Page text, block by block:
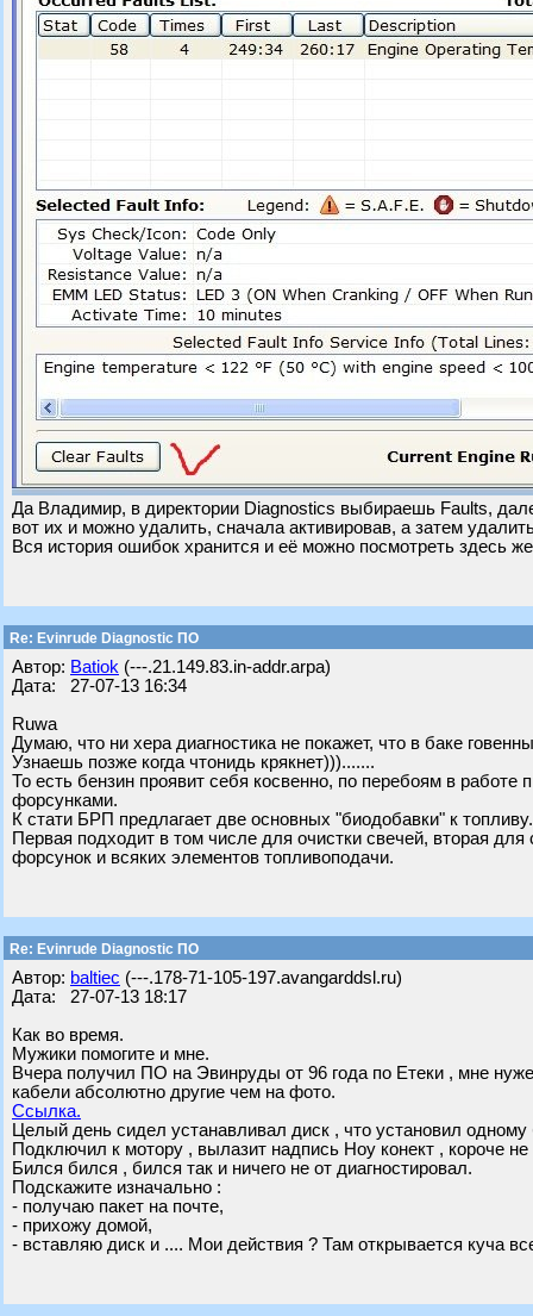
Да Владимир, в директории Diagnostics выбираешь Faults,
вот их и можно удалить, сначала активировав, а затем
Вся история ошибок хранится и её можно посмотреть здесь
Re: Evinrude Diagnostic ПО
Автор: Batiok (---.21.149.83.in-addr.arpa)
Дата: 27-07-13 16:34
Ruwa
Думаю, что ни хера диагностика не покажет, что в баке
Узнаешь позже когда чтонидь крякнет))).......
То есть бензин проявит себя косвенно, по перебоям в
форсунками.
К стати БРП предлагает две основных "биодобавки" к
Первая подходит в том числе для очистки свечей, вторая
форсунок и всяких элементов топливоподачи.
Re: Evinrude Diagnostic ПО
Автор: baltiec (---.178-71-105-197.avangarddsl.ru)
Дата: 27-07-13 18:17
Как во время.
Мужики помогите и мне.
Вчера получил ПО на Эвинруды от 96 года по Етеки , мне
кабели абсолютно другие чем на фото.
Ссылка.
Целый день сидел устанавливал диск , что установил одному
Подключил к мотору , вылазит надпись Ноу конект , короче
Бился бился , бился так и ничего не от диагностировал.
Подскажите изначально :
- получаю пакет на почте,
- прихожу домой,
- вставляю диск и .... Мои действия ? Там открывается куча